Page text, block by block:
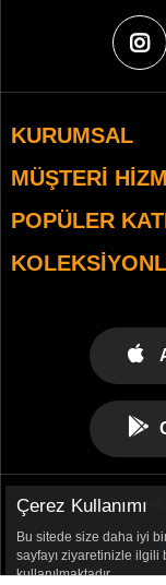
KURUMSAL
MÜŞTERI
POPÜLER
© 2021
Çerez Kullanımı
Bu sitede size daha iyi
sayfayı ziyaretinizle ilgili
kullanılmaktadır.